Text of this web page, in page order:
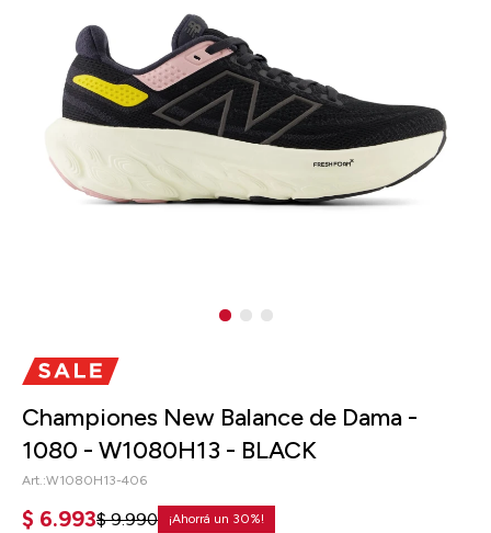
Championes New Balance de Dama -
1080 - W1080H13 - BLACK
W1080H13-406
$ 6.993$ 9.990 30